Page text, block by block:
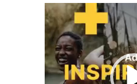
Video
oynatıcı